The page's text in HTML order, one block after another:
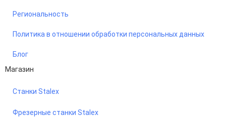
Региональность
Политика в отношении обработки персональных данных
Блог
Магазин
Станки Stalex
Фрезерные станки Stalex